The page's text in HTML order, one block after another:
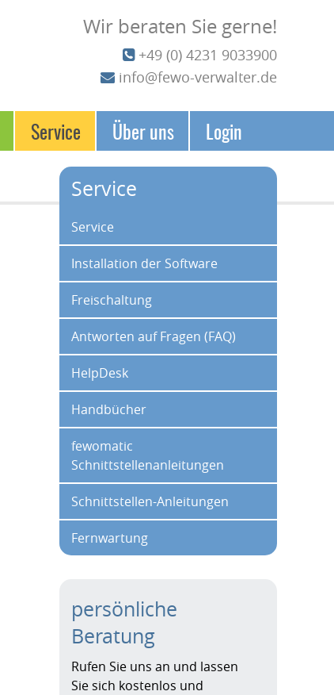
Wir beraten Sie gerne!
+49 (0) 4231 9033900
info@fewo-verwalter.de
Service Über uns Login
Service
Navigation überspringen
Service
Installation der Software
Freischaltung
Antworten auf Fragen (FAQ)
HelpDesk
Handbücher
fewomatic
Schnittstellenanleitungen
Schnittstellen-Anleitungen
Fernwartung
persönliche
Beratung
Rufen Sie uns an und lassen
Sie sich kostenlos und